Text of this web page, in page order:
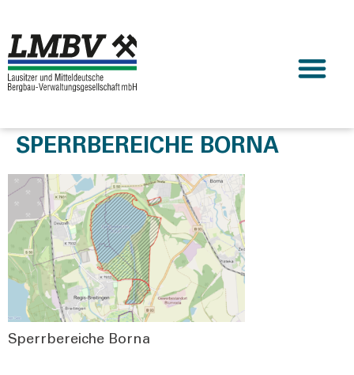
SPERRBEREICHE BORNA
Sperr­be­rei­che Bor­na